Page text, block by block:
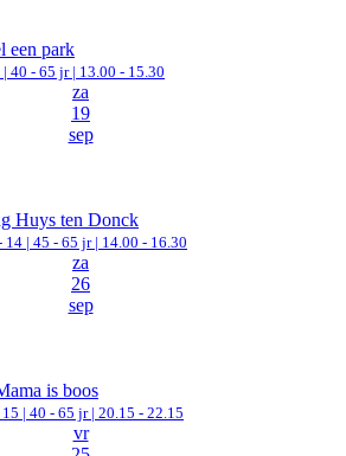
een park
| 40 - 65 jr | 13.00 - 15.30
za
19
sep
Huys ten Donck
14 | 45 - 65 jr | 14.00 - 16.30
za
26
sep
is boos
15 | 40 - 65 jr | 20.15 - 22.15
vr